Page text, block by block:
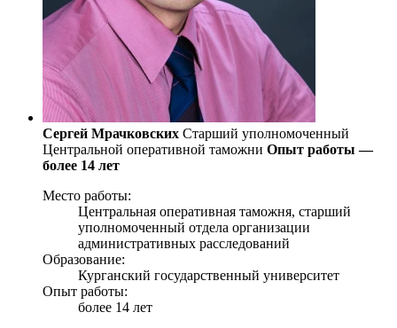
Сергей Мрачковских Старший уполномоченный
Центральной оперативной таможни Опыт работы —
более 14 лет
Место работы:
Центральная оперативная таможня, старший
уполномоченный отдела организации
административных расследований
Образование:
Курганский государственный университет
Опыт работы:
более 14 лет